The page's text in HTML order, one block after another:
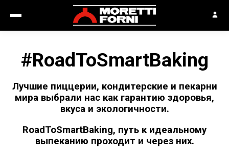
#RoadToSmartBaking
Лучшие пиццерии, кондитерские и пекарни
мира выбрали нас как гарантию здоровья,
вкуса и экологичности.
RoadToSmartBaking, путь к идеальному
выпеканию проходит и через них.